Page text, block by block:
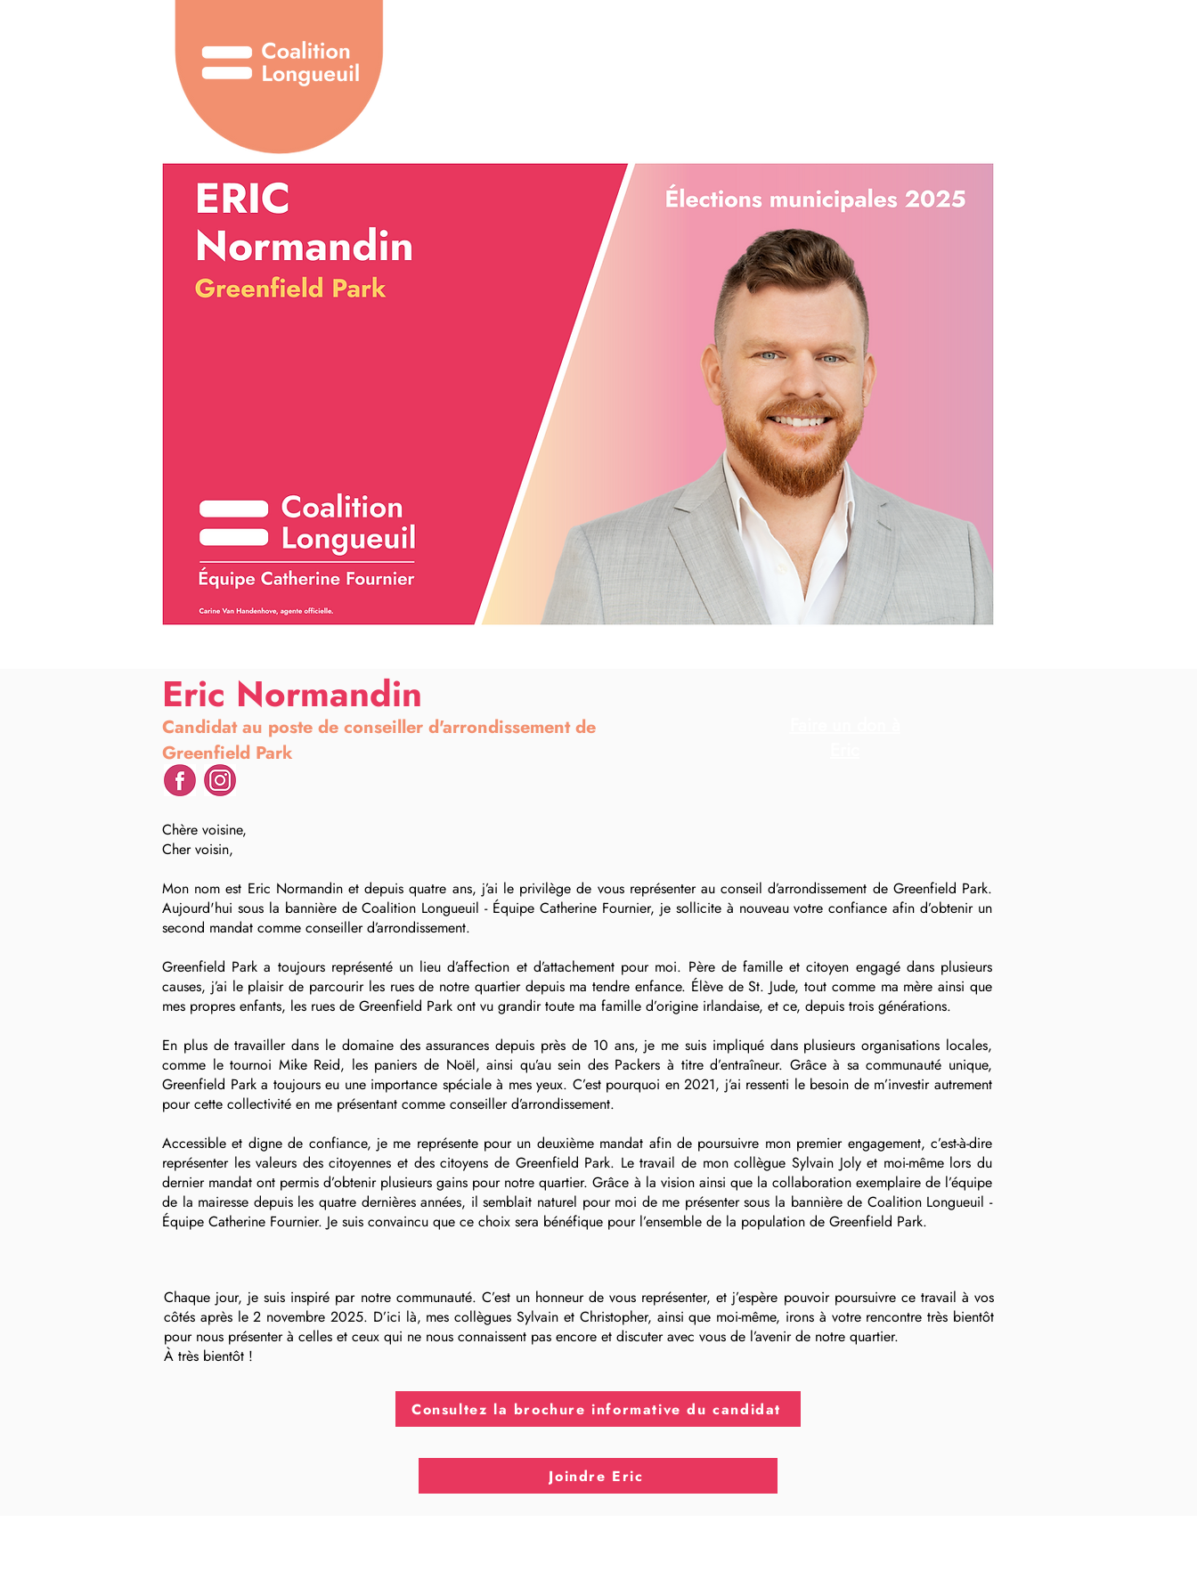
Eric Normandin
Candidat au poste de conseiller d'arrondissement de
Greenfield Park
Chère voisine,
Cher voisin,
Mon nom est Eric Normandin et depuis quatre ans, j’ai le privilège de vous représenter au conseil d’arrondissement de Greenfield Park.
Aujourd'hui sous la bannière de Coalition Longueuil - Équipe Catherine Fournier, je sollicite à nouveau votre confiance afin d’obtenir un
second mandat comme conseiller d’arrondissement.
Greenfield Park a toujours représenté un lieu d’affection et d’attachement pour moi. Père de famille et citoyen engagé dans plusieurs
causes, j’ai le plaisir de parcourir les rues de notre quartier depuis ma tendre enfance. Élève de St. Jude, tout comme ma mère ainsi que
mes propres enfants, les rues de Greenfield Park ont vu grandir toute ma famille d’origine irlandaise, et ce, depuis trois générations.
En plus de travailler dans le domaine des assurances depuis près de 10 ans, je me suis impliqué dans plusieurs organisations locales,
comme le tournoi Mike Reid, les paniers de Noël, ainsi qu’au sein des Packers à titre d’entraîneur. Grâce à sa communauté unique,
Greenfield Park a toujours eu une importance spéciale à mes yeux. C’est pourquoi en 2021, j’ai ressenti le besoin de m’investir autrement
pour cette collectivité en me présentant comme conseiller d’arrondissement.
Accessible et digne de confiance, je me représente pour un deuxième mandat afin de poursuivre mon premier engagement, c’est-à-dire
représenter les valeurs des citoyennes et des citoyens de Greenfield Park. Le travail de mon collègue Sylvain Joly et moi-même lors du
dernier mandat ont permis d’obtenir plusieurs gains pour notre quartier. Grâce à la vision ainsi que la collaboration exemplaire de l’équipe
de la mairesse depuis les quatre dernières années, il semblait naturel pour moi de me présenter sous la bannière de Coalition Longueuil -
Équipe Catherine Fournier. Je suis convaincu que ce choix sera bénéfique pour l’ensemble de la population de Greenfield Park.
Chaque jour, je suis inspiré par notre communauté. C’est un honneur de vous représenter, et j’espère pouvoir poursuivre ce travail à vos
côtés après le 2 novembre 2025. D’ici là, mes collègues Sylvain et Christopher, ainsi que moi-même, irons à votre rencontre très bientôt
pour nous présenter à celles et ceux qui ne nous connaissent pas encore et discuter avec vous de l’avenir de notre quartier.
À très bientôt !
Consultez la brochure informative du candidat
Joindre Eric